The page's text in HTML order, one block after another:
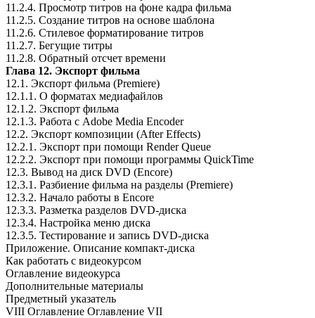
11.2.4. Просмотр титров на фоне кадра фильма
11.2.5. Создание титров на основе шаблона
11.2.6. Стилевое форматирование титров
11.2.7. Бегущие титры
11.2.8. Обратный отсчет времени
Глава 12. Экспорт фильма
12.1. Экспорт фильма (Premiere)
12.1.1. О форматах медиафайлов
12.1.2. Экспорт фильма
12.1.3. Работа с Adobe Media Encoder
12.2. Экспорт композиции (After Effects)
12.2.1. Экспорт при помощи Render Queue
12.2.2. Экспорт при помощи программы QuickTime
12.3. Вывод на диск DVD (Encore)
12.3.1. Разбиение фильма на разделы (Premiere)
12.3.2. Начало работы в Encore
12.3.3. Разметка разделов DVD-диска
12.3.4. Настройка меню диска
12.3.5. Тестирование и запись DVD-диска
Приложение. Описание компакт-диска
Как работать с видеокурсом
Оглавление видеокурса
Дополнительные материалы
Предметный указатель
VIII Оглавление Оглавление VII